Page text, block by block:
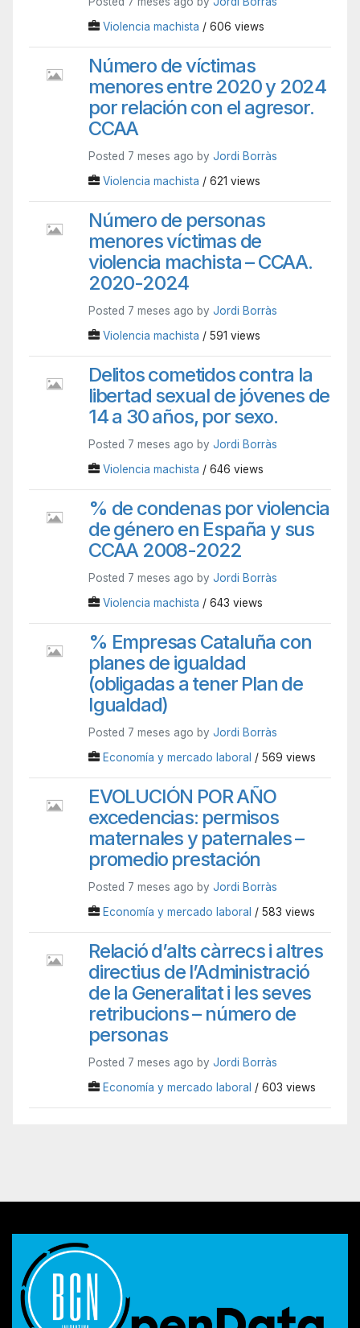
Violencia machista / 606 views
Número de víctimas
menores entre 2020 y 2024
por relación con el agresor.
CCAA
Posted 7 meses ago by Jordi Borràs
Violencia machista / 621 views
Número de personas
menores víctimas de
violencia machista – CCAA.
2020-2024
Posted 7 meses ago by Jordi Borràs
Violencia machista / 591 views
Delitos cometidos contra la
libertad sexual de jóvenes de
14 a 30 años, por sexo.
Posted 7 meses ago by Jordi Borràs
Violencia machista / 646 views
% de condenas por violencia
de género en España y sus
CCAA 2008-2022
Posted 7 meses ago by Jordi Borràs
Violencia machista / 643 views
% Empresas Cataluña con
planes de igualdad
(obligadas a tener Plan de
Igualdad)
Posted 7 meses ago by Jordi Borràs
Economía y mercado laboral / 569 views
EVOLUCIÓN POR AÑO
excedencias: permisos
maternales y paternales –
promedio prestación
Posted 7 meses ago by Jordi Borràs
Economía y mercado laboral / 583 views
Relació d’alts càrrecs i altres
directius de l’Administració
de la Generalitat i les seves
retribucions – número de
personas
Posted 7 meses ago by Jordi Borràs
Economía y mercado laboral / 603 views